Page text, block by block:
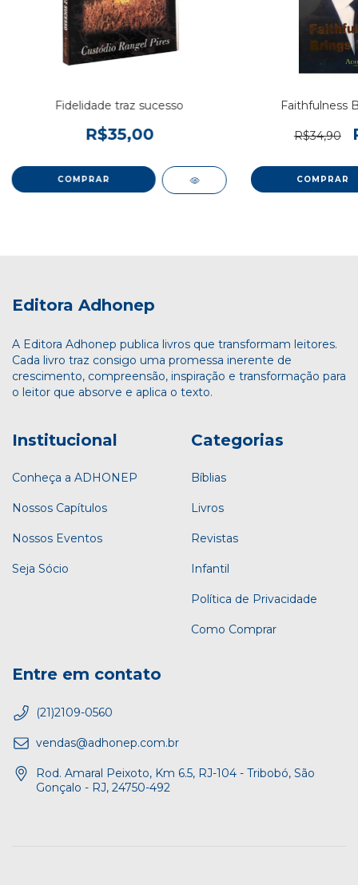
Fidelidade traz sucesso
R$35,00
Faithfulness
R$34,90
Editora Adhonep
A Editora Adhonep publica livros que transformam leitores.
Cada livro traz consigo uma promessa inerente de
crescimento, compreensão, inspiração e transformação para
o leitor que absorve e aplica o texto.
Institucional
Conheça a ADHONEP
Nossos Capítulos
Nossos Eventos
Seja Sócio
Categorias
Bíblias
Livros
Revistas
Infantil
Política de Privacidade
Como Comprar
Entre em contato
(21)2109-0560
vendas@adhonep.com.br
Rod. Amaral Peixoto, Km 6.5, RJ-104 - Tribobó, São
Gonçalo - RJ, 24750-492